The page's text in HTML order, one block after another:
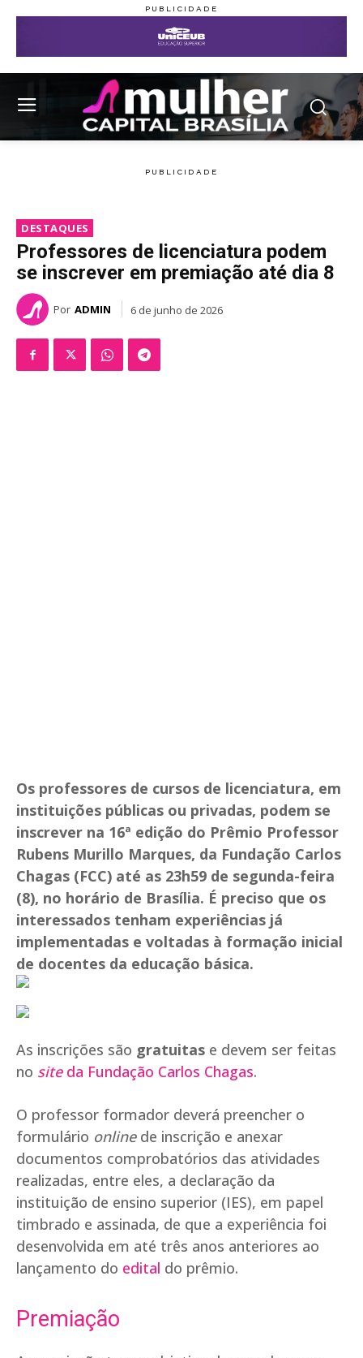
DESTAQUES
Professores de licenciatura podem
se inscrever em premiação até dia 8
Por ADMIN 6 de junho de 2026
Os professores de cursos de licenciatura, em
instituições públicas ou privadas, podem se
inscrever na 16ª edição do Prêmio Professor
Rubens Murillo Marques, da Fundação Carlos
Chagas (FCC) até as 23h59 de segunda-feira
(8), no horário de Brasília. É preciso que os
interessados tenham experiências já
implementadas e voltadas à formação inicial
de docentes da educação básica.
As inscrições são gratuitas e devem ser feitas
no siteda Fundação Carlos Chagas.
O professor formador deverá preencher o
formulário onlinede inscrição e anexar
documentos comprobatórios das atividades
realizadas, entre eles, a declaração da
instituição de ensino superior (IES), em papel
timbrado e assinada, de que a experiência foi
desenvolvida em até três anos anteriores ao
lançamento do edital do prêmio.
Premiação